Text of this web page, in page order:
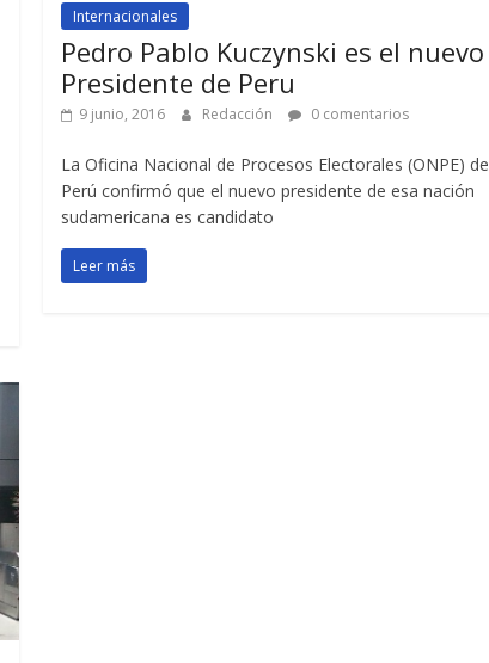
Internacionales
Pedro Pablo Kuczynski es el nuevo
Presidente de Peru
9 junio, 2016 Redacción 0 comentarios
La Oficina Nacional de Procesos Electorales (ONPE) de
Perú confirmó que el nuevo presidente de esa nación
sudamericana es candidato
Leer más